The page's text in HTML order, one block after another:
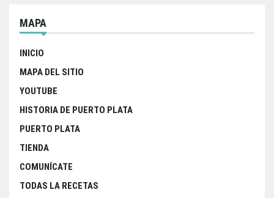
MAPA
INICIO
MAPA DEL SITIO
YOUTUBE
HISTORIA DE PUERTO PLATA
PUERTO PLATA
TIENDA
COMUNÍCATE
TODAS LA RECETAS